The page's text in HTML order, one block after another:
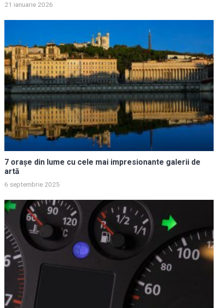
21 ianuarie 2026
7 orașe din lume cu cele mai impresionante galerii de
artă
6 septembrie 2025